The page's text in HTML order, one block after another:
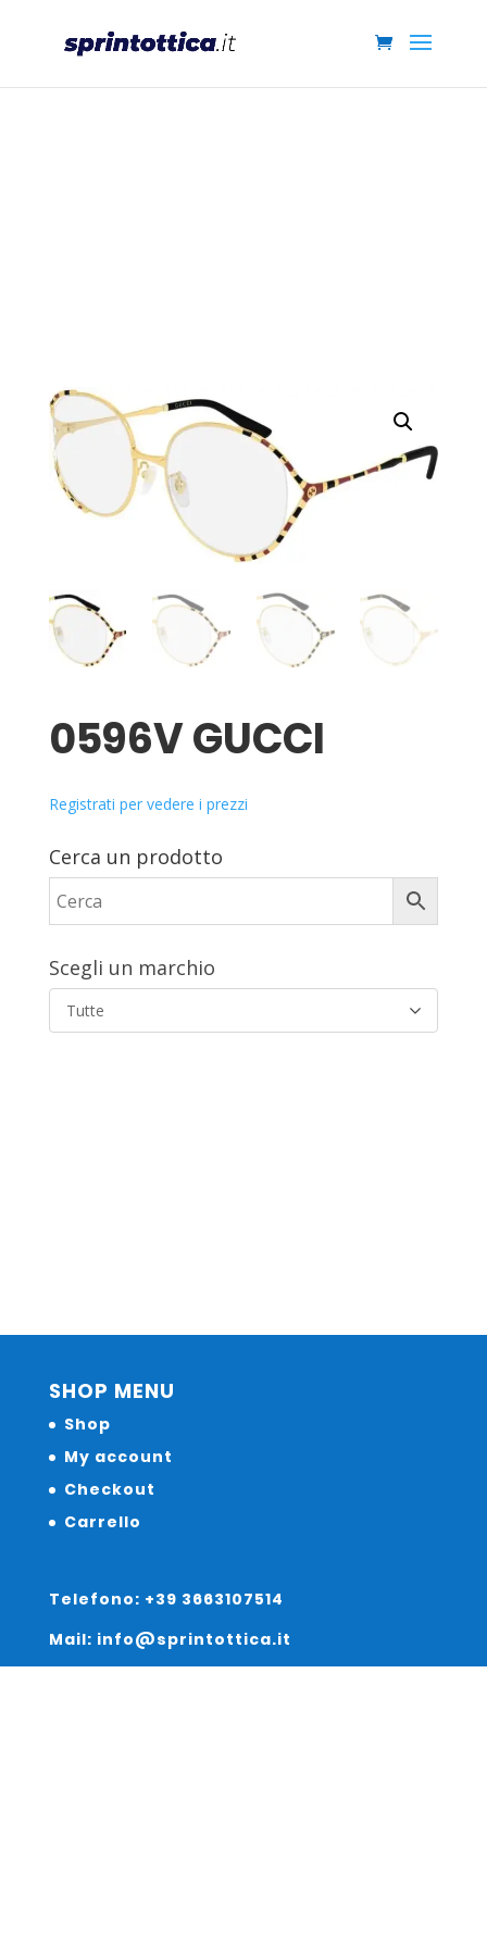
0596V GUCCI
Registrati per vedere i prezzi
Cerca un prodotto
Scegli un marchio
Tutte
SHOP MENU
Shop
My account
Checkout
Carrello
Telefono: +39 3663107514
Mail: info@sprintottica.it